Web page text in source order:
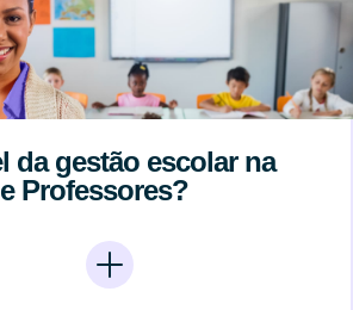
da gestão escolar na
Professores?